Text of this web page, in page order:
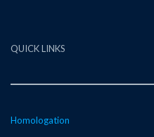
QUICK LINKS
Homologation